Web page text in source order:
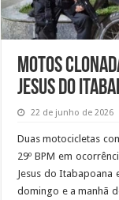
Motos
Jesus do
22 de junho de 2026
Duas motocicletas
29º BPM em
Jesus do Itabapoana
domingo e a manhã